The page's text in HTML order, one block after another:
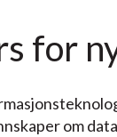
for
om